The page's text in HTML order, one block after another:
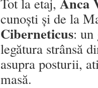
cunoști și de la
Ciberneticus: un
legătura strânsă
asupra posturii,
masă.